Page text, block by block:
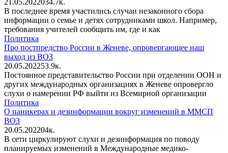
В последнее время участились случаи незаконного сбора
информации о семье и детях сотрудниками школ. Например,
требования учителей сообщить им, где и как
Политика
Про постпредство России в Женеве, опровергающее наш
выход из ВОЗ
20.05.202253.9к.
Постоянное представительство России при отделении ООН и
других международных организациях в Женеве опровергло
слухи о намерении РФ выйти из Всемирной организации
Политика
О паникерах и дезинформации вокруг изменений в ММСП
ВОЗ
20.05.202204к.
В сети циркулируют слухи и дезинформация по поводу
планируемых изменений в Международные медико-